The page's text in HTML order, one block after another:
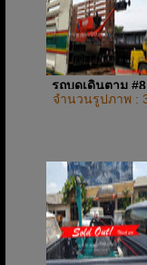
รถบดเดินตาม
จำนวนรูปภาพ :